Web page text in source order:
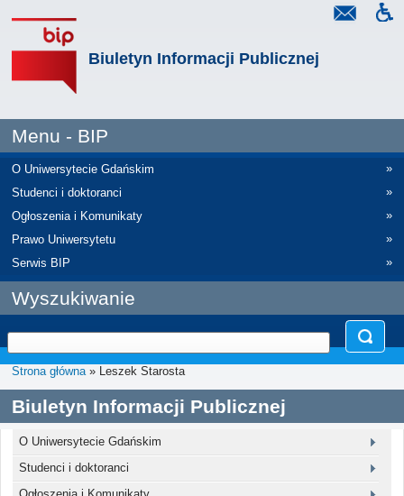
Biuletyn Informacji Publicznej
Menu - BIP
O Uniwersytecie Gdańskim
»
Studenci i doktoranci
»
Ogłoszenia i Komunikaty
»
Prawo Uniwersytetu
»
Serwis BIP
»
Wyszukiwanie
Strona główna» Leszek Starosta
Biuletyn Informacji Publicznej
O Uniwersytecie Gdańskim
Studenci i doktoranci